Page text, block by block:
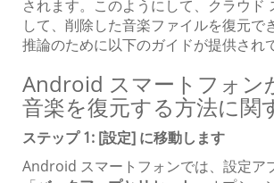
されます。このようにして、クラウド
して、削除した音楽ファイルを復元で
推論のために以下のガイドが提供され
Android スマートフォン
音楽を復元する方法に関
ステップ 1: [設定] に移動します
Android スマートフォンでは、設定ア